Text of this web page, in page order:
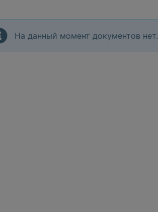
На данный момент документов нет.